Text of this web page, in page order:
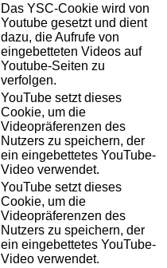
Das YSC-Cookie wird von
Youtube gesetzt und dient
dazu, die Aufrufe von
eingebetteten Videos auf
Youtube-Seiten zu
verfolgen.
YouTube setzt dieses
Cookie, um die
Videopräferenzen des
Nutzers zu speichern, der
ein eingebettetes YouTube-
Video verwendet.
YouTube setzt dieses
Cookie, um die
Videopräferenzen des
Nutzers zu speichern, der
ein eingebettetes YouTube-
Video verwendet.